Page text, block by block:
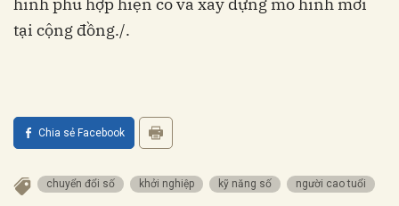
tại cộng đồng./.
Chia sẻ Facebook
chuyển đổi số khởi nghiệp kỹ năng số người cao tuổi